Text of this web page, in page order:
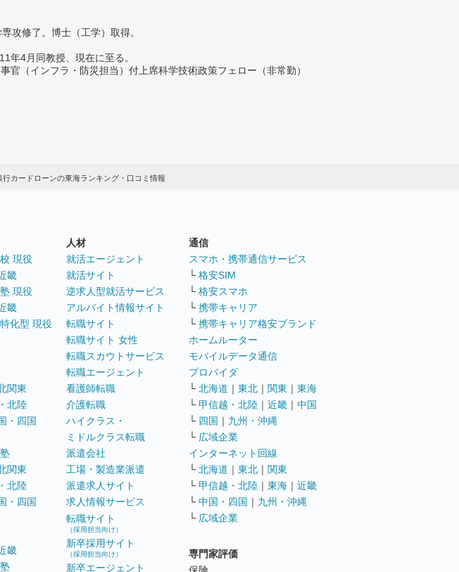
攻修了。博士（工学）取得。
年4月同教授、現在に至る。
（インフラ・防災担当）付上席科学技術政策フェロー（非常勤）
行カードローンの東海ランキング・口コミ情報
現役
畿
現役
畿
化型 現役
関東
北陸
・四国
関東
北陸
・四国
畿
人材
就活エージェント
就活サイト
逆求人型就活サービス
アルバイト情報サイト
転職サイト
転職サイト 女性
転職スカウトサービス
転職エージェント
看護師転職
介護転職
ハイクラス・
ミドルクラス転職
派遣会社
工場・製造業派遣
派遣求人サイト
求人情報サービス
転職サイト
（採用担当向け）
新卒採用サイト
（採用担当向け）
新卒エージェント
通信
スマホ・携帯通信サービス
└ 格安SIM
└ 格安スマホ
└ 携帯キャリア
└ 携帯キャリア格安ブランド
ホームルーター
モバイルデータ通信
プロバイダ
└ 北海道 ｜ 東北 ｜ 関東 ｜ 東海
└ 甲信越・北陸 ｜ 近畿 ｜ 中国
└ 四国 ｜ 九州・沖縄
└ 広域企業
インターネット回線
└ 北海道 ｜ 東北 ｜ 関東
└ 甲信越・北陸 ｜ 東海 ｜ 近畿
└ 中国・四国 ｜ 九州・沖縄
└ 広域企業
専門家評価